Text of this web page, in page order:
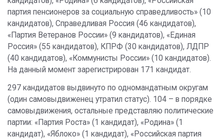
партия пенсионеров за социальную справедливость» (10
кандидатов), Справедливая Россия (46 кандидатов),
«Партия Ветеранов России» (9 кандидатов), «Единая
Россия» (55 кандидатов), КПРФ (30 кандидатов), ЛДПР
(40 кандидатов), «Коммунисты России» (10 кандидатов).
На данный момент зарегистрирован 171 кандидат.
297 кандидатов выдвинуто по одномандатным округам
(один самовыдвиженец утратил статус). 104 – в порядке
самовыдвижения, остальные представляю политические
партии: «Партия Роста» (1 кандидат), «Родина» (1
кандидат), «Яблоко» (1 кандидат), «Российская партия